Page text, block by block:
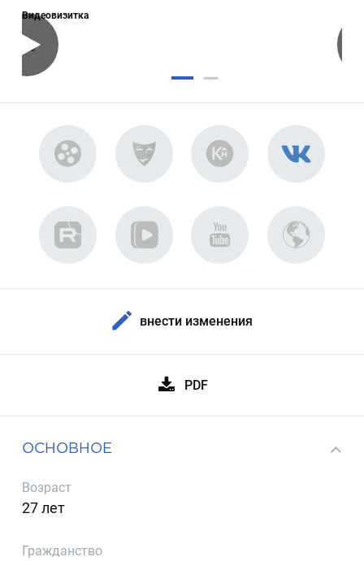
Видеовизитка
внести изменения
PDF
ОСНОВНОЕ
Возраст
27 лет
Гражданство